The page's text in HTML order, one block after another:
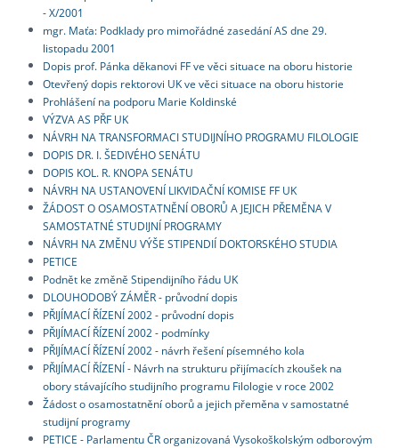
- X/2001
mgr. Maťa: Podklady pro mimořádné zasedání AS dne 29.
listopadu 2001
Dopis prof. Pánka děkanovi FF ve věci situace na oboru historie
Otevřený dopis rektorovi UK ve věci situace na oboru historie
Prohlášení na podporu Marie Koldinské
VÝZVA AS PŘF UK
NÁVRH NA TRANSFORMACI STUDIJNÍHO PROGRAMU FILOLOGIE
DOPIS DR. I. ŠEDIVÉHO SENÁTU
DOPIS KOL. R. KNOPA SENÁTU
NÁVRH NA USTANOVENÍ LIKVIDAČNÍ KOMISE FF UK
ŽÁDOST O OSAMOSTATNĚNÍ OBORŮ A JEJICH PŘEMĚNA V
SAMOSTATNÉ STUDIJNÍ PROGRAMY
NÁVRH NA ZMĚNU VÝŠE STIPENDIÍ DOKTORSKÉHO STUDIA
PETICE
Podnět ke změně Stipendijního řádu UK
DLOUHODOBÝ ZÁMĚR - průvodní dopis
PŘIJÍMACÍ ŘÍZENÍ 2002 - průvodní dopis
PŘIJÍMACÍ ŘÍZENÍ 2002 - podmínky
PŘIJÍMACÍ ŘÍZENÍ 2002 - návrh řešení písemného kola
PŘIJÍMACÍ ŘÍZENÍ - Návrh na strukturu přijímacích zkoušek na
obory stávajícího studijního programu Filologie v roce 2002
Žádost o osamostatnění oborů a jejich přeměna v samostatné
studijní programy
PETICE - Parlamentu ČR organizovaná Vysokoškolským odborovým